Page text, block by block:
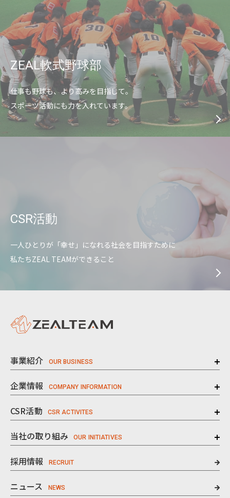
ZEAL軟式野球部
仕事も野球も、より高みを目指して。
スポーツ活動にも力を入れています。
CSR活動
一人ひとりが「幸せ」になれる社会を目指すために
私たちZEAL TEAMができること
事業紹介
企業情報
CSR活動
当社の取り組み
採用情報
ニュース